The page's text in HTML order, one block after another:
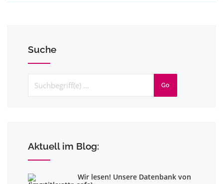
Suche
Go
Aktuell im Blog:
Wir lesen! Unsere Datenbank von